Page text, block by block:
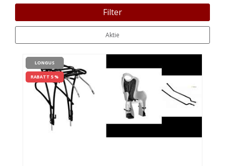
Filter
Aktie
LONGUS
RABATT 5 %